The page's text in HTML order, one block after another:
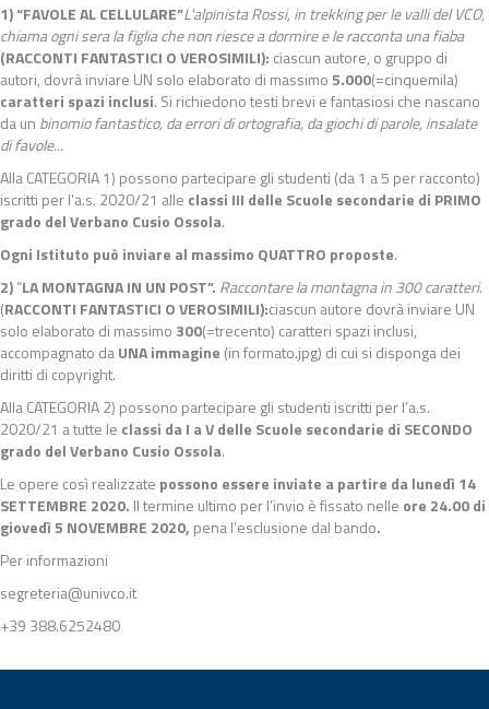
1)“FAVOLE AL CELLULARE”L'alpinista Rossi, in trekking per le valli del VCO,
chiama ogni sera la figlia che non riesce a dormire e le racconta una fiaba
(RACCONTI FANTASTICI O VEROSIMILI): ciascun autore, o gruppo di
autori, dovrà inviare UN solo elaborato di massimo5.000(=cinquemila)
caratteri spazi inclusi. Si richiedono testi brevi e fantasiosi che nascano
da un binomio fantastico, da errori di ortografia, da giochi di parole, insalate
di favole...
Alla CATEGORIA 1) possono partecipare gli studenti (da 1 a 5 per racconto)
iscritti per l’a.s. 2020/21 alle classi III delle Scuole secondarie di PRIMO
grado del Verbano Cusio Ossola.
Ogni Istituto può inviare al massimo QUATTRO proposte.
2)“LA MONTAGNA IN UN POST”. Raccontare la montagna in 300 caratteri.
(RACCONTI FANTASTICI O VEROSIMILI):ciascun autore dovrà inviare UN
solo elaborato di massimo 300(=trecento) caratteri spazi inclusi,
accompagnato daUNA immagine (in formato.jpg) di cui si disponga dei
diritti di copyright.
Alla CATEGORIA 2) possono partecipare gli studenti iscritti per l’a.s.
2020/21 a tutte le classi daI a V delle Scuole secondarie di SECONDO
grado del Verbano Cusio Ossola.
Le opere così realizzate possono essere inviate a partire da lunedì 14
SETTEMBRE 2020. Il termine ultimo per l’invio è fissato nelle ore 24.00 di
giovedì 5 NOVEMBRE 2020, pena l’esclusione dal bando.
Per informazioni
segreteria@univco.it
+39 388.6252480